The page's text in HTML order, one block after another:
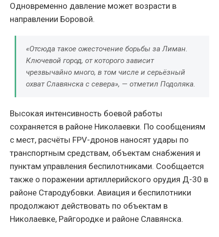
Одновременно давление может возрасти в
направлении Боровой.
«Отсюда такое ожесточение борьбы за Лиман.
Ключевой город, от которого зависит
чрезвычайно много, в том числе и серьёзный
охват Славянска с севера», — отметил Подоляка.
Высокая интенсивность боевой работы
сохраняется в районе Николаевки. По сообщениям
с мест, расчёты FPV-дронов наносят удары по
транспортным средствам, объектам снабжения и
пунктам управления беспилотниками. Сообщается
также о поражении артиллерийского орудия Д-30 в
районе Стародубовки. Авиация и беспилотники
продолжают действовать по объектам в
Николаевке, Райгородке и районе Славянска.